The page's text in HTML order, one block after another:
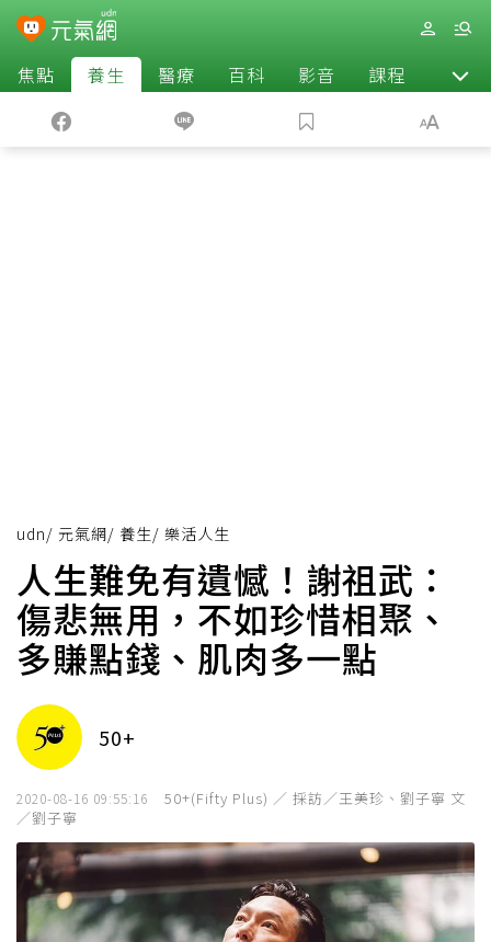
焦點 養生 醫療 百科 影音 課程 退休
udn/ 元氣網/ 養生/ 樂活人生
人生難免有遺憾！謝祖武：
傷悲無用，不如珍惜相聚、
多賺點錢、肌肉多一點
50+
2020-08-16 09:55:16
50+(Fifty Plus) ／ 採訪／王美珍、劉子寧 文
／劉子寧